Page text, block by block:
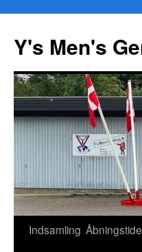
Y's Men's
Hop
Indsamling